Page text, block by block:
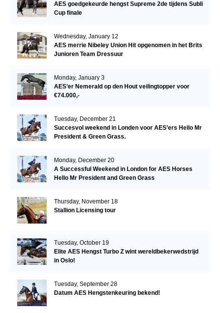
AES goedgekeurde hengst Supreme 2de tijdens Subli
Cup finale
Wednesday, January 12
AES merrie Nibeley Union Hit opgenomen in het Brits
Junioren Team Dressuur
Monday, January 3
AES’er Nemerald op den Hout veilingtopper voor
€74.000,-
Tuesday, December 21
Succesvol weekend in Londen voor AES’ers Hello Mr
President & Green Grass.
Monday, December 20
A Successful Weekend in London for AES Horses
Hello Mr President and Green Grass
Thursday, November 18
Stallion Licensing tour
Tuesday, October 19
Elite AES Hengst Turbo Z wint wereldbekerwedstrijd
in Oslo!
Tuesday, September 28
Datum AES Hengstenkeuring bekend!